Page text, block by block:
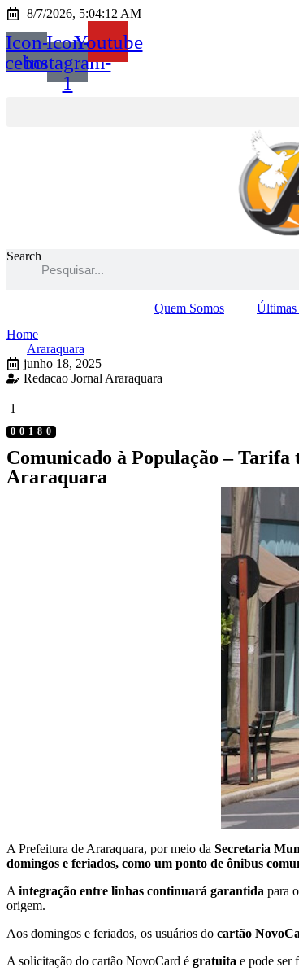
Ir
conteúdo
8/7/2026, 5:04:12 AM
Icon-Icon-
instagram-
1
Youtube
Search
Quem Somos
Home
Araraquara
junho 18, 2025
Redacao Jornal Araraquara
1
00180
Comunicado à População – Tarifa
Araraquara
A Prefeitura de Araraquara, por meio da Secretaria
domingos e feriados, como um ponto de ônibus
A integração entre linhas continuará garantida para
origem.
Aos domingos e feriados, os usuários do cartão
A solicitação do cartão NovoCard é gratuita e pode ser